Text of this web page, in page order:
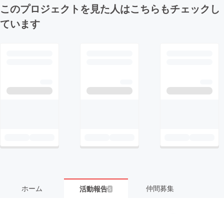
このプロジェクトを見た人はこちらもチェックし
ています
ホーム 活動報告5 仲間募集